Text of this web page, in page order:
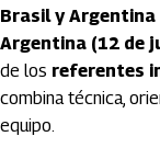
Brasil y
Argentina (12 de
de los referentes
combina técnica,
equipo.